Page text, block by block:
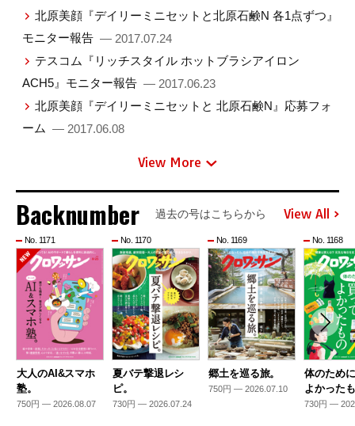
北原美顔『デイリーミニセットと北原石鹸N 各1点ずつ』
モニター報告 — 2017.07.24
テスコム『リッチスタイル ホットブラシアイロン
ACH5』モニター報告 — 2017.06.23
北原美顔『デイリーミニセットと 北原石鹸N』応募フォ
ーム — 2017.06.08
View More
Backnumber 過去の号はこちらから View All
No. 1171
大人のAI&スマホ
塾。
750円 — 2026.08.07
No. 1170
夏バテ撃退レシ
ピ。
730円 — 2026.07.24
No. 1169
郷土を巡る旅。
750円 — 2026.07.10
No. 1168
体のため
よかった
730円 —